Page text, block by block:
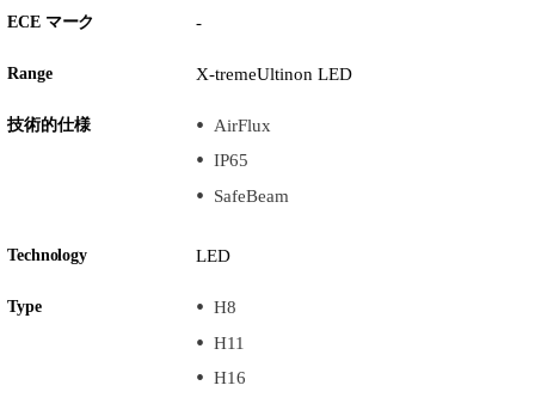
ECE マーク -
Range X-tremeUltinon LED
技術的仕様
AirFlux
IP65
SafeBeam
Technology LED
Type
H8
H11
H16